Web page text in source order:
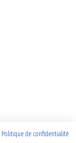
Politique de confidentialité